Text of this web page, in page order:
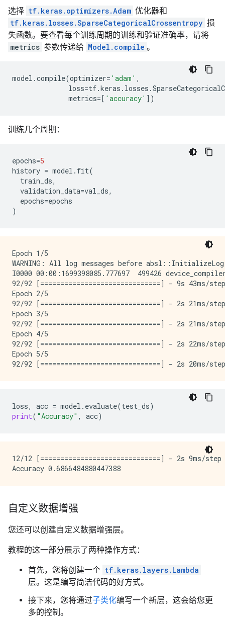
选择 tf.keras.optimizers.Adam 优化器和
tf.keras.losses.SparseCategoricalCrossentropy 损
失函数。要查看每个训练周期的训练和验证准确率，请将
metrics 参数传递给 Model.compile 。
model .compile(optimizer= 'adam' ,
loss=tf.keras . losses .
metrics= [ 'accuracy' ])
训练几个周期：
epochs=5
history = model . fit(
train_ds,
validation_data=val_ds,
epochs=epochs
)
Epoch 1/5
WARNING: All log messages before
I0000 00:00:1699398085.777697  499426
92/92 [==============================] - 9s
Epoch 2/5
92/92 [==============================] - 2s
Epoch 3/5
92/92 [==============================] - 2s
Epoch 4/5
92/92 [==============================] - 2s
Epoch 5/5
loss, acc = model . evaluate(test_ds)
print( "Accuracy" , acc)
12/12 [==============================] - 2s
自定义数据增强
您还可以创建自定义数据增强层。
教程的这一部分展示了两种操作方式：
首先，您将创建一个 tf.keras.layers.Lambda
层。这是编写简洁代码的好方式。
接下来，您将通过子类化编写一个新层，这会给您更
多的控制。